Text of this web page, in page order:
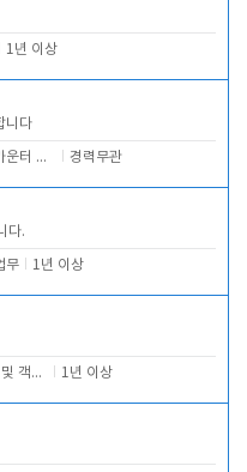
1년 이상
니다
전반적인 카운터 업무 경력무관
다.
무 1년 이상
카운터 업무 및 객실관리(청소상태 확인, 객실판매) 1년 이상